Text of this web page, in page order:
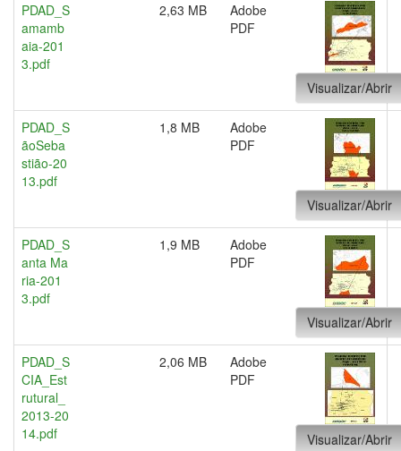
PDAD_S
amamb
aia-201
3.pdf
2,63 MB
Adobe
PDF
Visualizar/Abrir
PDAD_S
ãoSeba
stião-20
13.pdf
1,8 MB
Adobe
PDF
Visualizar/Abrir
PDAD_S
anta Ma
ria-201
3.pdf
1,9 MB
Adobe
PDF
Visualizar/Abrir
PDAD_S
CIA_Est
rutural_
2013-20
14.pdf
2,06 MB
Adobe
PDF
Visualizar/Abrir